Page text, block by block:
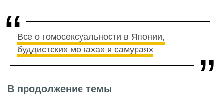
Все о гомосексуальности в Японии,
буддистских монахах и самураях
В продолжение темы